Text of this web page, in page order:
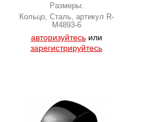
Размеры:
Кольцо, Сталь, артикул R-
M4893-6
авторизуйтесьили
зарегистрируйтесь